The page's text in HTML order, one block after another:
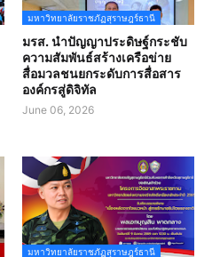
มหาวิทยาลัยราชภัฏสุราษฎร์ธานี
มรส. นำปัญญาประดิษฐ์กระชับ
ความสัมพันธ์สร้างเครือข่าย
สื่อมวลชนยกระดับการสื่อสาร
องค์กรสู่ดิจิทัล
June 06, 2026
มหาวิทยาลัยราชภัฏสุราษฎร์ธานี